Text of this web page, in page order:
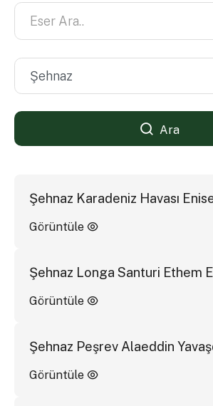
Ara
Şehnaz Karadeniz Havası
Görüntüle
Şehnaz Longa Santuri Ethem
Görüntüle
Şehnaz Peşrev Alaeddin
Görüntüle